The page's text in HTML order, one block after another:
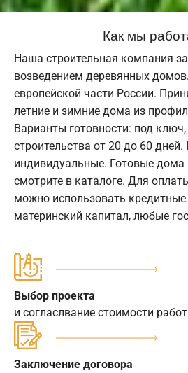
Как мы
Наша строительная компания
возведением деревянных
европейской части России.
летние и зимние дома из
Варианты готовности: под
строительства от 20 до 60
индивидуальные. Готовые дома
смотрите в каталоге. Для
можно использовать кредитные
материнский капитал, любые
Выбор проекта
и согласлвание стоимости работ
Заключение договора